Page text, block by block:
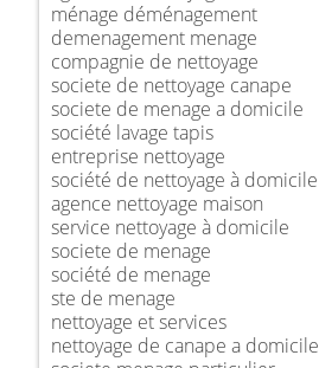
ménage déménagement
demenagement menage
compagnie de nettoyage
societe de nettoyage canape
societe de menage a domicile
société lavage tapis
entreprise nettoyage
société de nettoyage à domicile
agence nettoyage maison
service nettoyage à domicile
societe de menage
société de menage
ste de menage
nettoyage et services
nettoyage de canape a domicile